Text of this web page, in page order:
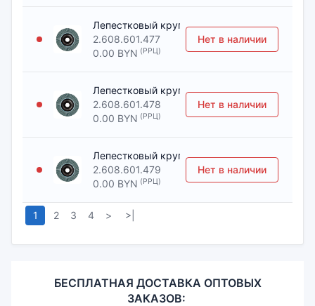
Лепестковый круг Best зерно керамический
2.608.601.477
0.00 BYN (РРЦ)
Нет в наличии
Лепестковый круг Best зерно керамический
2.608.601.478
0.00 BYN (РРЦ)
Нет в наличии
Лепестковый круг Best зерно керамический
2.608.601.479
0.00 BYN (РРЦ)
Нет в наличии
1 2 3 4 > >|
БЕСПЛАТНАЯ ДОСТАВКА ОПТОВЫХ
ЗАКАЗОВ: